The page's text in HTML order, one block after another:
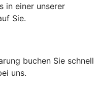
in einer unserer
Sie.
buchen Sie schnell
uns.